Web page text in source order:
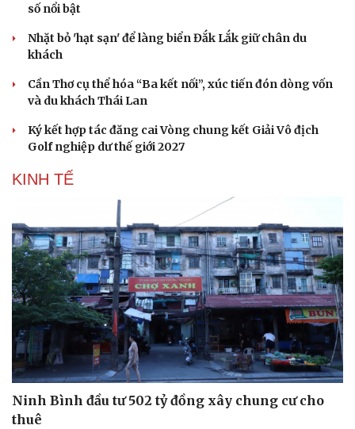
Văn hóa
Sân khấu - Điện ảnh
Văn học
Âm nhạc
Di sản
Giải trí
Nghệ sĩ
Thời trang
Sao Việt
số nổi bật
Nhặt bỏ 'hạt sạn' để làng biển Đắk Lắk giữ chân du
khách
Cần Thơ cụ thể hóa “Ba kết nối”, xúc tiến đón dòng vốn
và du khách Thái Lan
Ký kết hợp tác đăng cai Vòng chung kết Giải Vô địch
Golf nghiệp dư thế giới 2027
KINH TẾ
Ninh Bình đầu tư 502 tỷ đồng xây chung cư cho
thuê